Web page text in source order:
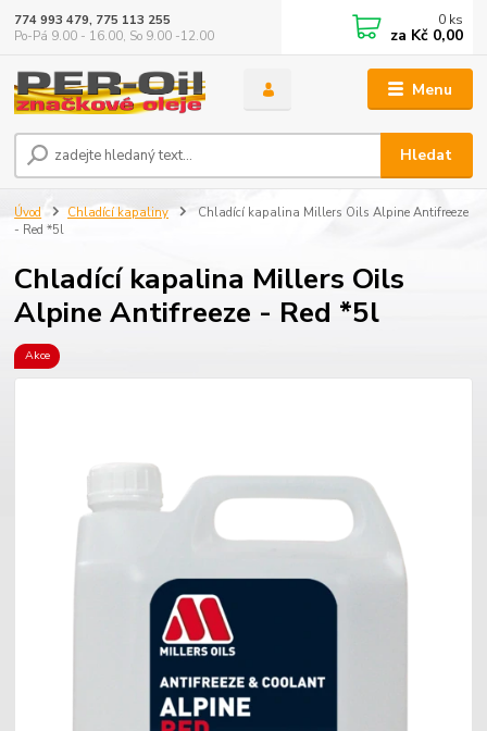
Menu
Hledat
774 993 479, 775 113 255
Po-Pá 9.00 - 16.00, So 9.00 -12.00
0 ks
za Kč 0,00
Úvod Chladící kapaliny
Chladící kapalina Millers Oils Alpine Antifreeze
- Red *5l
Chladící kapalina Millers Oils
Alpine Antifreeze - Red *5l
Akce